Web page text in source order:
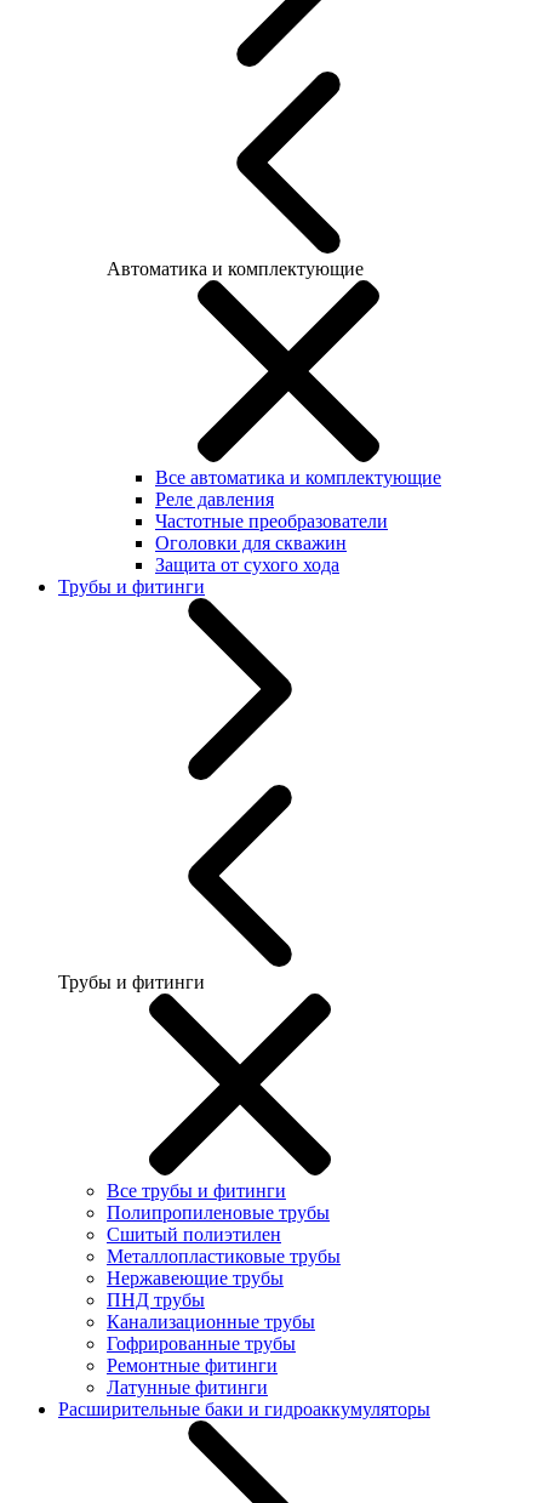
Автоматика и комплектующие
Все автоматика и комплектующие
Реле давления
Частотные преобразователи
Оголовки для скважин
Защита от сухого хода
Трубы и фитинги
Трубы и фитинги
Все трубы и фитинги
Полипропиленовые трубы
Сшитый полиэтилен
Металлопластиковые трубы
Нержавеющие трубы
ПНД трубы
Канализационные трубы
Гофрированные трубы
Ремонтные фитинги
Латунные фитинги
Расширительные баки и гидроаккумуляторы